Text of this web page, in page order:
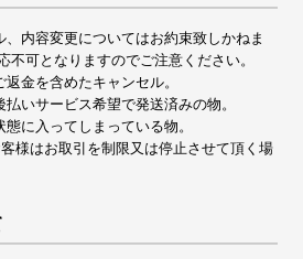
、内容変更についてはお約束致しかねま
不可となりますのでご注意ください。
金を含めたキャンセル。
いサービス希望で発送済みの物。
に入ってしまっている物。
様はお取引を制限又は停止させて頂く場